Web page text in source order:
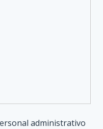
administrativo